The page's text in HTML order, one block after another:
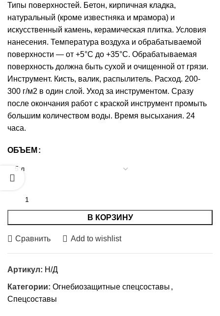
Типы поверхностей. Бетон, кирпичная кладка,
натуральный (кроме известняка и мрамора) и
искусственный камень, керамическая плитка. Условия
нанесения. Температура воздуха и обрабатываемой
поверхности — от +5°С до +35°С. Обрабатываемая
поверхность должна быть сухой и очищенной от грязи.
Инструмент. Кисть, валик, распылитель. Расход. 200-
300 г/м2 в один слой. Уход за инструментом. Сразу
после окончания работ с краской инструмент промыть
большим количеством воды. Время высыхания. 24
часа.
ОБЪЕМ
В КОРЗИНУ
Сравнить Add to wishlist
Артикул: Н/Д
Категории: Огнебиозащитные спецсоставы ,
Спецсоставы